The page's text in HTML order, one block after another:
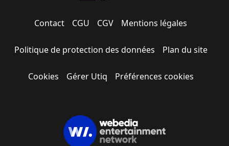
Contact CGU CGV Mentions légales
Politique de protection des données Plan du site
Cookies Gérer Utiq Préférences cookies